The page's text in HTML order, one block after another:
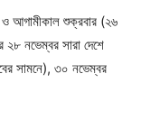
ও আগামীকাল শুক্রবার (২৬
নভেম্বর সারা দেশে
সামনে), ৩০ নভেম্বর